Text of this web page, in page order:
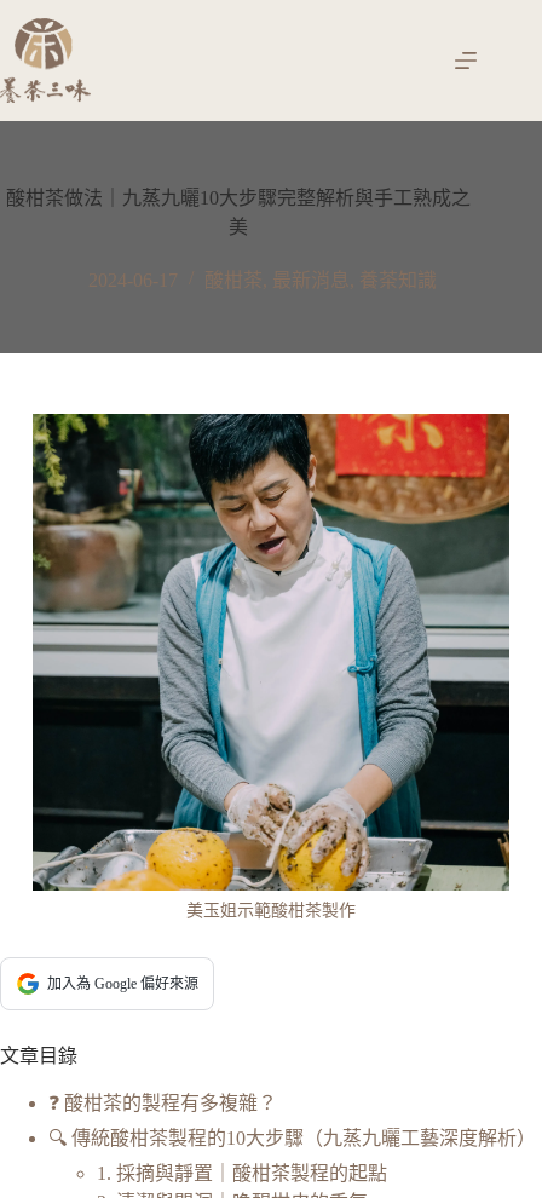
至
主
要
酸柑茶做法｜九蒸九曬10大步驟完整解析與手工熟成之
美
2024-06-17 酸柑茶, 最新消息, 養茶知識
美玉姐示範酸柑茶製作
加入為 Google 偏好來源
文章目錄
❓ 酸柑茶的製程有多複雜？
🔍 傳統酸柑茶製程的10大步驟（九蒸九曬工藝深度解析）
1. 採摘與靜置｜酸柑茶製程的起點